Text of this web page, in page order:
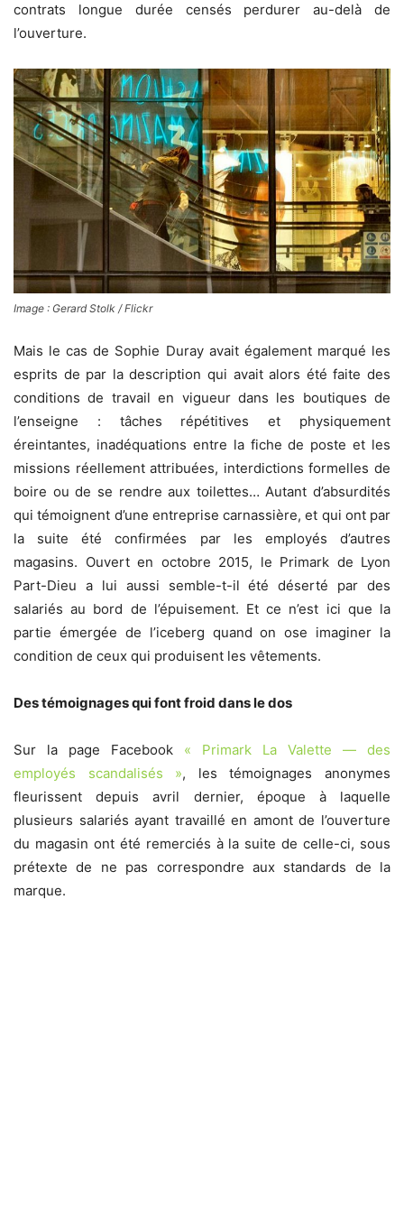
contrats longue durée censés perdurer au-delà de
l’ouverture.
Image : Gerard Stolk / Flickr
Mais le cas de Sophie Duray avait également marqué les
esprits de par la description qui avait alors été faite des
conditions de travail en vigueur dans les boutiques de
l’enseigne : tâches répétitives et physiquement
éreintantes, inadéquations entre la fiche de poste et les
missions réellement attribuées, interdictions formelles de
boire ou de se rendre aux toilettes… Autant d’absurdités
qui témoignent d’une entreprise carnassière, et qui ont par
la suite été confirmées par les employés d’autres
magasins. Ouvert en octobre 2015, le Primark de Lyon
Part-Dieu a lui aussi semble-t-il été déserté par des
salariés au bord de l’épuisement. Et ce n’est ici que la
partie émergée de l’iceberg quand on ose imaginer la
condition de ceux qui produisent les vêtements.
Des témoignages qui font froid dans le dos
Sur la page Facebook « Primark La Valette — des
employés scandalisés », les témoignages anonymes
fleurissent depuis avril dernier, époque à laquelle
plusieurs salariés ayant travaillé en amont de l’ouverture
du magasin ont été remerciés à la suite de celle-ci, sous
prétexte de ne pas correspondre aux standards de la
marque.